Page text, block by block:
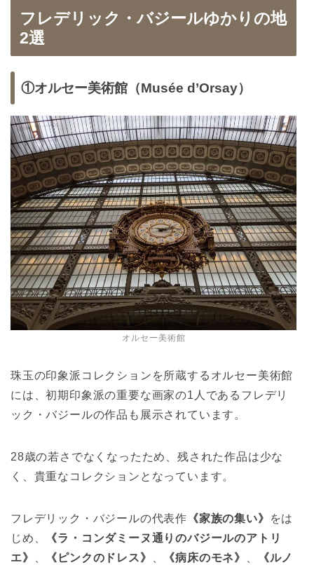
フレデリック・バジールゆかりの地
2選
①オルセー美術館（Musée d’Orsay）
オルセー美術館
珠玉の印象派コレクションを所蔵するオルセー美術館
には、初期印象派の重要な画家の1人であるフレデリ
ック・バジールの作品も展示されています。
28歳の若さでなくなったため、残された作品は少な
く、貴重なコレクションとなっています。
フレデリック・バジールの代表作 《家族の集い》
をは
じめ、
《ラ・コンダミーヌ通りのバジールのアトリ
エ》
、 《ピンクのドレス》 、 《病床のモネ》 、
《ルノ